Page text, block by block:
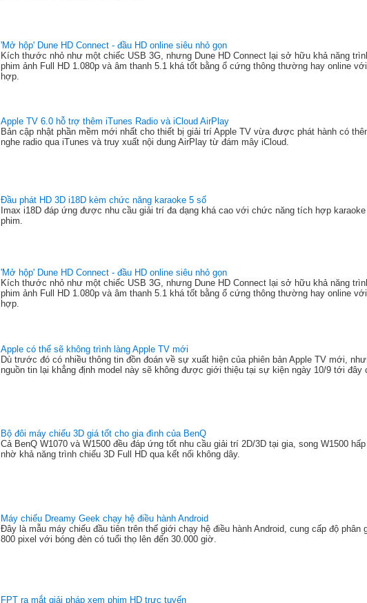
'Mở hộp' Dune HD Connect - đầu HD online siêu nhỏ gọn
Kích thước nhỏ như một chiếc USB 3G, nhưng Dune HD Connect lại sở hữu khả năng
phim ảnh Full HD 1.080p và âm thanh 5.1 khá tốt bằng ổ cứng thông thường hay online
hợp.
Apple TV 6.0 hỗ trợ thêm iTunes Radio và iCloud AirPlay
Bản cập nhật phần mềm mới nhất cho thiết bị giải trí Apple TV vừa được phát hành có
nghe radio qua iTunes và truy xuất nội dung AirPlay từ đám mây iCloud.
Đầu phát HD 3D i18D kèm chức năng karaoke 5 số
Imax i18D đáp ứng được nhu cầu giải trí đa dạng khá cao với chức năng tích hợp
phim.
'Mở hộp' Dune HD Connect - đầu HD online siêu nhỏ gọn
Kích thước nhỏ như một chiếc USB 3G, nhưng Dune HD Connect lại sở hữu khả năng
phim ảnh Full HD 1.080p và âm thanh 5.1 khá tốt bằng ổ cứng thông thường hay online
hợp.
Apple có thể sẽ không trình làng Apple TV mới
Dù trước đó có nhiều thông tin đồn đoán về sự xuất hiện của phiên bản Apple TV mới,
nguồn tin lại khẳng định model này sẽ không được giới thiệu tại sự kiện ngày 10/9 tới đây
Bộ đôi máy chiếu 3D giá tốt cho gia đình của BenQ
Cả BenQ W1070 và W1500 đều đáp ứng tốt nhu cầu giải trí 2D/3D tại gia, song W1500
nhờ khả năng trình chiếu 3D Full HD qua kết nối không dây.
Máy chiếu Dreamy Geek chạy hệ điều hành Android
Đây là mẫu máy chiếu đầu tiên trên thế giới chạy hệ điều hành Android, cung cấp độ phân
800 pixel với bóng đèn có tuổi thọ lên đến 30.000 giờ.
FPT ra mắt giải pháp xem phim HD trực tuyến